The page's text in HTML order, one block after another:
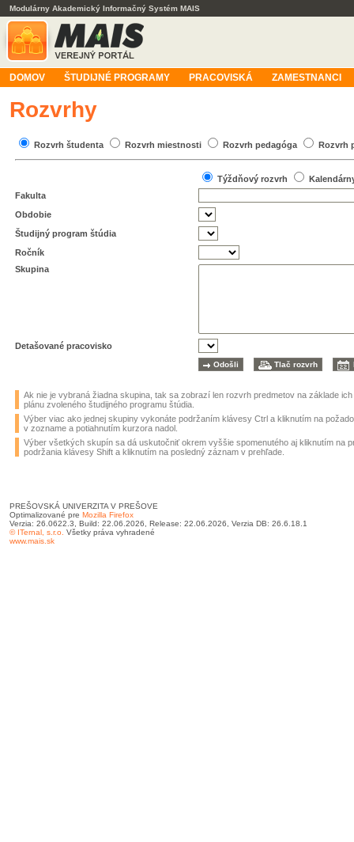
Modulárny Akademický Informačný Systém MAIS
DOMOV ŠTUDIJNÉ PROGRAMY PRACOVISKÁ ZAMESTNANCI
Rozvrhy
Rozvrh študenta Rozvrh miestnosti Rozvrh pedagóga Rozvrh
Týždňový rozvrh
Fakulta
Obdobie
Študijný program štúdia
Ročník
Skupina
Detašované pracovisko
Ak nie je vybraná žiadna skupina, tak sa zobrazí len rozvrh predmetov na základe
plánu zvoleného študijného programu štúdia.
Výber viac ako jednej skupiny vykonáte podržaním klávesy Ctrl a kliknutím na
v zozname a potiahnutím kurzora nadol.
Výber všetkých skupín sa dá uskutočniť okrem vyššie spomenutého aj kliknutím na
podržania klávesy Shift a kliknutím na posledný záznam v prehľade.
PREŠOVSKÁ UNIVERZITA V PREŠOVE
Optimalizované pre Mozilla Firefox
Verzia: 26.0622.3, Build: 22.06.2026, Release: 22.06.2026, Verzia DB: 26.6.18.1
© ITernal, s.r.o. Všetky práva vyhradené
www.mais.sk